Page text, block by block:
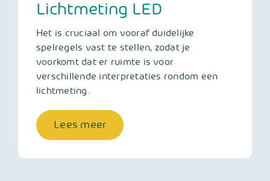
Lichtmeting LED
Het is cruciaal om vooraf duidelijke
spelregels vast te stellen, zodat je
voorkomt dat er ruimte is voor
verschillende interpretaties rondom een
lichtmeting.
Lees meer